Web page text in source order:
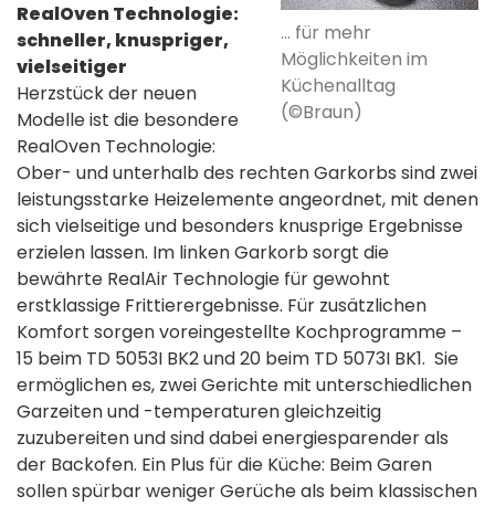
... für mehr
Möglichkeiten im
Küchenalltag
(©Braun)
RealOven Technologie:
schneller, knuspriger,
vielseitiger
Herzstück der neuen
Modelle ist die besondere
RealOven Technologie:
Ober- und unterhalb des rechten Garkorbs sind zwei
leistungsstarke Heizelemente angeordnet, mit denen
sich vielseitige und besonders knusprige Ergebnisse
erzielen lassen. Im linken Garkorb sorgt die
bewährte RealAir Technologie für gewohnt
erstklassige Frittierergebnisse. Für zusätzlichen
Komfort sorgen voreingestellte Kochprogramme –
15 beim TD 5053I BK2 und 20 beim TD 5073I BK1. Sie
ermöglichen es, zwei Gerichte mit unterschiedlichen
Garzeiten und -temperaturen gleichzeitig
zuzubereiten und sind dabei energiesparender als
der Backofen. Ein Plus für die Küche: Beim Garen
sollen spürbar weniger Gerüche als beim klassischen